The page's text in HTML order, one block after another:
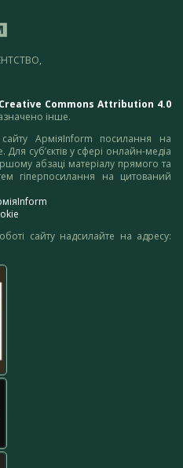
Creative Commons Attribution 4.0
інше.
АрміяInform посилання на
Для суб’єктів у сфері онлайн-медіа
абзаці матеріалу прямого та
гіперпосилання на цитований
сайту надсилайте на адресу: